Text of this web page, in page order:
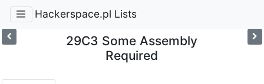
Hackerspace.pl Lists
29C3 Some Assembly
Required